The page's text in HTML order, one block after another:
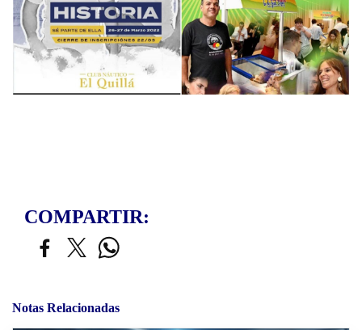
COMPARTIR:
Notas Relacionadas